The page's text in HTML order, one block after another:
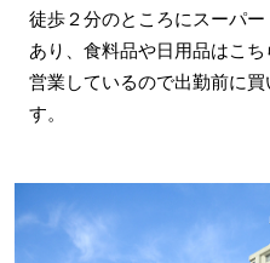
徒歩２分のところにスーパ
あり、食料品や日用品はこ
営業しているので出勤前に
す。